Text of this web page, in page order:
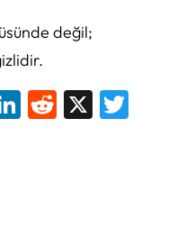
değil;
LinkedIn
Reddit
X